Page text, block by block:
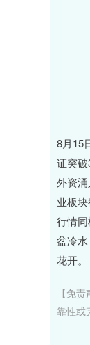
8月15
证突
外资
业板
行情
盆冷
花开。
【免
靠性或